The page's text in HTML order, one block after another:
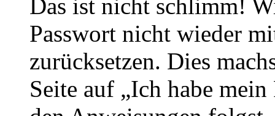
Das ist nicht schlimm!
Passwort nicht wieder
zurücksetzen. Dies
Seite auf „Ich habe